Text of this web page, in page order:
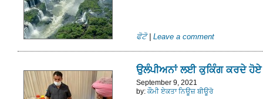
ਫੋਟੋ Leave a comment
ਉਲੰਪੀਅਨਾਂ ਲਈ ਕੁਕਿੰਗ ਕਰਦੇ
September 9, 2021
by: ਕੌਮੀ ਏਕਤਾ ਨਿਊਜ਼ ਬੀਊਰੋ